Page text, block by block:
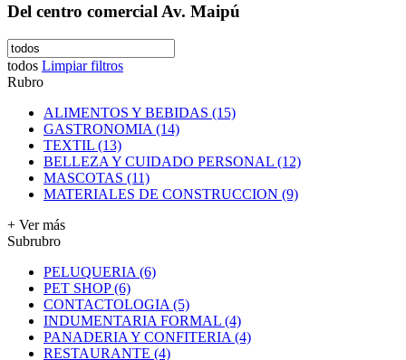
Del centro comercial Av. Maipú
todos Limpiar filtros
Rubro
ALIMENTOS Y BEBIDAS (15)
GASTRONOMIA (14)
TEXTIL (13)
BELLEZA Y CUIDADO PERSONAL (12)
MASCOTAS (11)
MATERIALES DE CONSTRUCCION (9)
+ Ver más
Subrubro
PELUQUERIA (6)
PET SHOP (6)
CONTACTOLOGIA (5)
INDUMENTARIA FORMAL (4)
PANADERIA Y CONFITERIA (4)
RESTAURANTE (4)